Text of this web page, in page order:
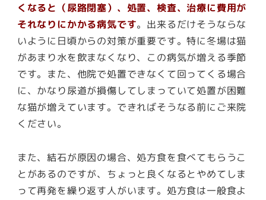
くなると（尿路閉塞）、処置、検査、治療に費用が
それなりにかかる病気です。出来るだけそうならな
いように日頃からの対策が重要です。特に冬場は猫
があまり水を飲まなくなり、この病気が増える季節
です。また、他院で処置できなくて回ってくる場合
に、かなり尿道が損傷してしまっていて処置が困難
な猫が増えています。できればそうなる前にご来院
ください。
また、結石が原因の場合、処方食を食べてもらうこ
とがあるのですが、ちょっと良くなるとやめてしま
って再発を繰り返す人がいます。処方食は一般食よ